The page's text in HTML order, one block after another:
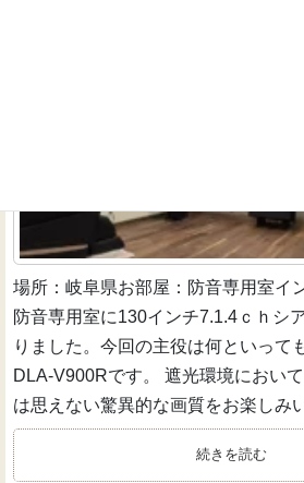
場所：岐阜県お部屋：防音専用室イ
防音専用室に130インチ7.1.4ｃｈシ
りました。今回の主役は何といって
DLA-V900Rです。 遮光環境におい
は思えない驚異的な画質をお楽しみ
続きを読む